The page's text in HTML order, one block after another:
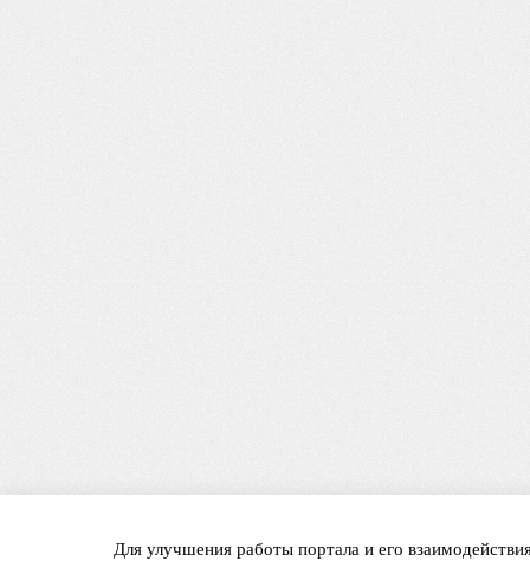
Для улучшения работы портала и его